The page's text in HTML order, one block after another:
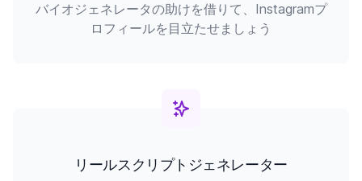
バイオジェネレータの助けを借りて、Instagramプ
ロフィールを目立たせましょう
リールスクリプトジェネレーター